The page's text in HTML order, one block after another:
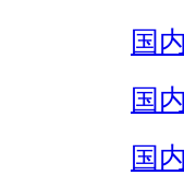
国
国
国